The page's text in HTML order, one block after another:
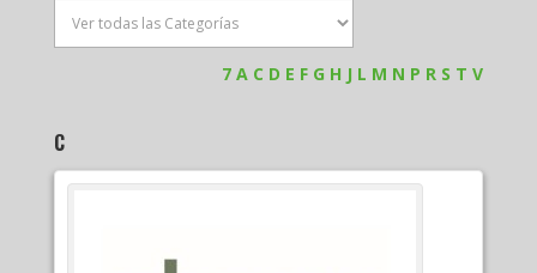
7 A C D E F G H J L M N P R S T V
C